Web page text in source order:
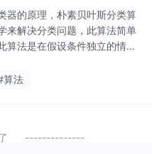
器的原理，朴素贝叶斯分类算
来解决分类问题，此算法简单
算法是在假设条件独立的情况
算法